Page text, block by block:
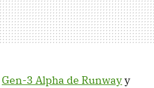
Gen-3 Alpha de Runwayy